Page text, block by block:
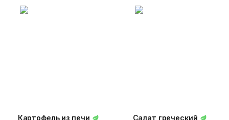
Картофель из печи Салат греческий